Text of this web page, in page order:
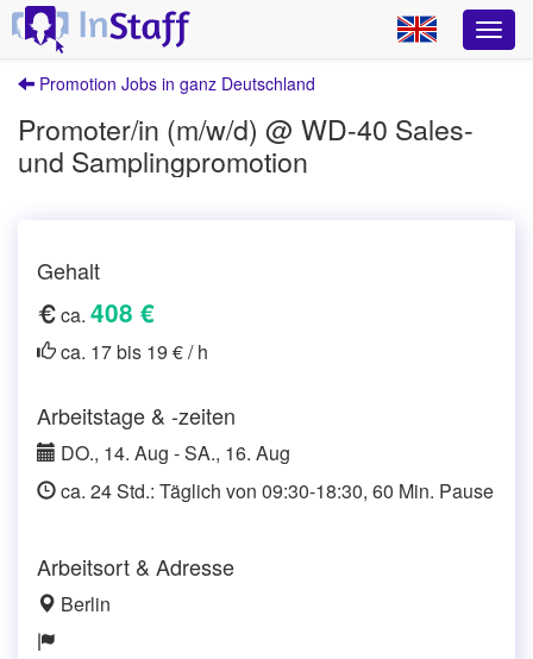
Promotion Jobs in ganz Deutschland
Promoter/in (m/w/d) @ WD-40 Sales-
und Samplingpromotion
Gehalt
ca. 408 €
ca. 17 bis 19 € / h
Arbeitstage & -zeiten
DO., 14. Aug - SA., 16. Aug
ca. 24 Std.: Täglich von 09:30-18:30, 60 Min. Pause
Arbeitsort & Adresse
Berlin